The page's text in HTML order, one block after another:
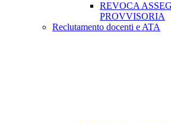
REVOCA
PROVVISORIA
Reclutamento docenti e ATA